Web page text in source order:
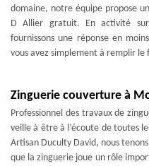
domaine, notre équipe propose
D Allier gratuit. En activité
fournissons une réponse en
vous avez simplement à remplir le
Zinguerie couverture à
Professionnel des travaux de
veille à être à l’écoute de toutes
Artisan Duculty David, nous
que la zinguerie joue un rôle